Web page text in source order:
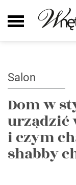
Salon
Dom w
urządzić
i czym
shabby